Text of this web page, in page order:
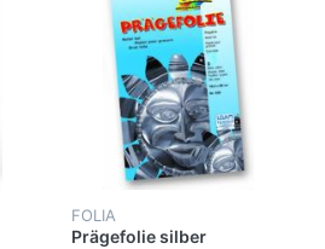
FOLIA
Prägefolie silber